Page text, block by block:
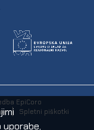
EpiCoro
Spletni piškotki